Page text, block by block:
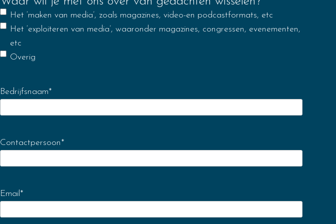
Het ‘maken van media’, zoals magazines, video-en podcastformats, etc
Het ‘exploiteren van media’, waaronder magazines, congressen, evenementen,
etc
Overig
Bedrijfsnaam*
Contactpersoon*
Email *